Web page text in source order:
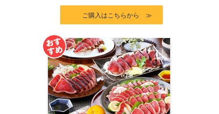
ご購入はこちらから ≫